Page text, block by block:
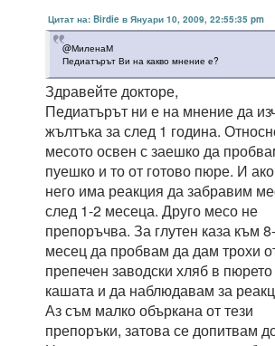
Цитат на: Birdie в Януари 10, 2009, 22:55:35 pm
@МиленаМ
Педиатърът Ви на какво мнение е?
Здравейте докторе,
Педиатърът ни е на мнение да
жълтъка за след 1 година.
месото освен с заешко да
пуешко и то от готово пюре. И
него има реакция да забравим
след 1-2 месеца. Друго месо не
препоръчва. За глутен каза към
месец да пробвам да дам трохи
препечен заводски хляб в
кашата и да наблюдавам за
Аз съм малко объркана от тези
препоръки, затова се допитвам